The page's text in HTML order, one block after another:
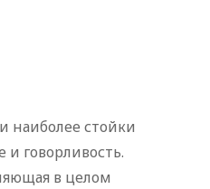
наиболее стойки
говорливость.
в целом